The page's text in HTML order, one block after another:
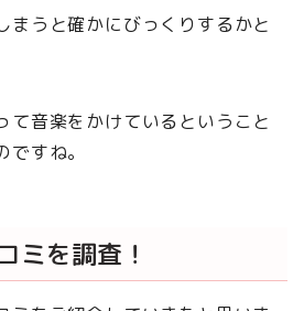
まうと確かにびっくりするかと
て音楽をかけているということ
すね。
ミを調査！